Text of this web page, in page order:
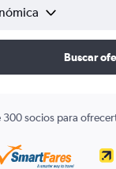
Buscar
300 socios para